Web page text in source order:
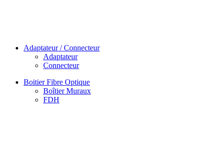
Adaptateur / Connecteur
Adaptateur
Connecteur
Boitier Fibre Optique
Boîtier Muraux
FDH